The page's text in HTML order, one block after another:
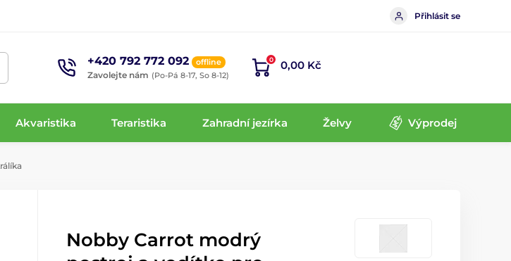
Přihlásit se
+420 792 772 092 offline
Zavolejte nám (Po-Pá 8-17, So 8-12)
0 0,00 Kč
Akvaristika Teraristika Zahradní jezírka Želvy Výprodej
Nobby Carrot modrý